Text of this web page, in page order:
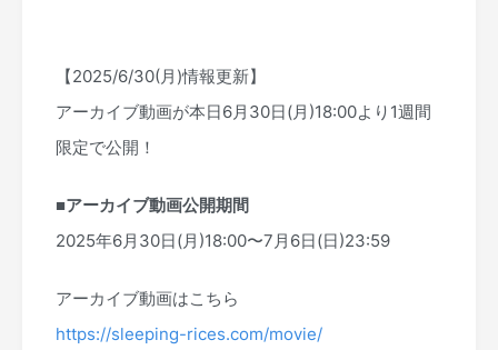
【2025/6/30(月)情報更新】
アーカイブ動画が本日6月30日(月)18:00より1週間
限定で公開！
■アーカイブ動画公開期間
2025年6月30日(月)18:00〜7月6日(日)23:59
アーカイブ動画はこちら
https://sleeping-rices.com/movie/